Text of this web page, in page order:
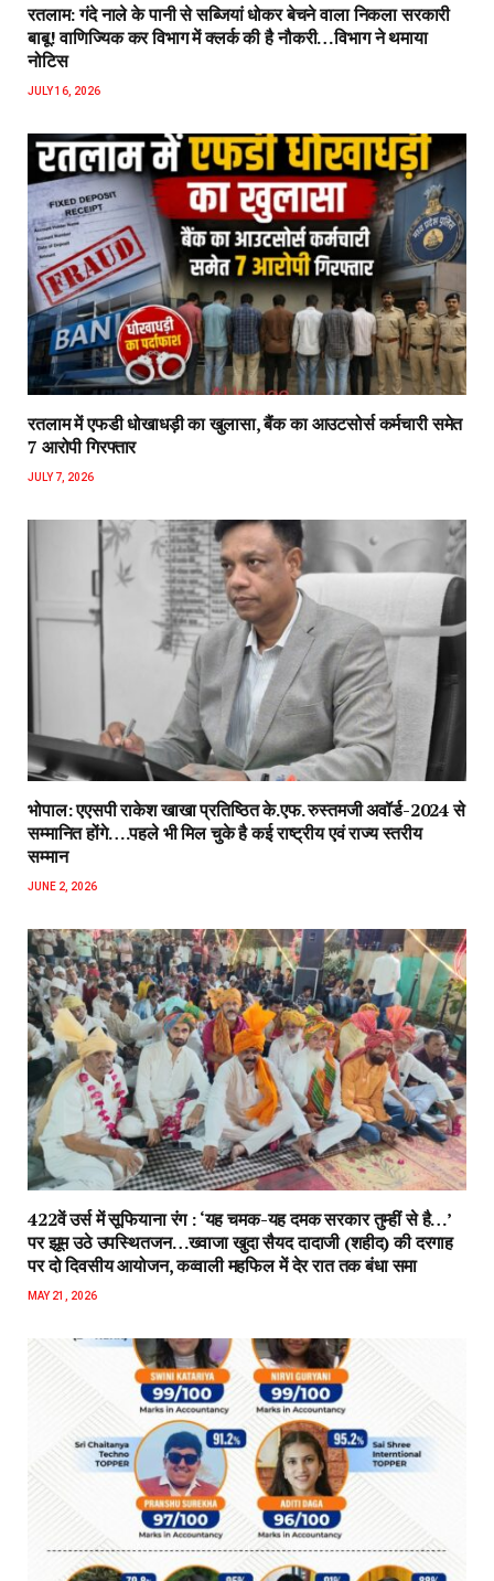
रतलाम: गंदे नाले के पानी से सब्जियां धोकर बेचने वाला निकला सरकारी
बाबू! वाणिज्यिक कर विभाग में क्लर्क की है नौकरी…विभाग ने थमाया
नोटिस
JULY 16, 2026
रतलाम में एफडी धोखाधड़ी का खुलासा, बैंक का आउटसोर्स कर्मचारी समेत
7 आरोपी गिरफ्तार
JULY 7, 2026
भोपाल: एएसपी राकेश‌ खाखा प्रतिष्ठित के.एफ. रुस्तमजी अवॉर्ड-2024 से
सम्मानित होंगे….पहले भी मिल चुके है कई राष्ट्रीय एवं राज्य स्तरीय
सम्मान
JUNE 2, 2026
422वें उर्स में सूफियाना रंग : ‘यह चमक-यह दमक सरकार तुम्हीं से है…’
पर झूम उठे उपस्थितजन…ख्वाजा खुदा सैयद दादाजी (शहीद) की दरगाह
पर दो दिवसीय आयोजन, कव्वाली महफिल में देर रात तक बंधा समा
MAY 21, 2026